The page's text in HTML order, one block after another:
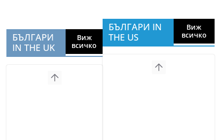
БЪЛГАРИ
IN THE UK
Виж
всичко
БЪЛГАРИ IN
THE US
Виж
всичко